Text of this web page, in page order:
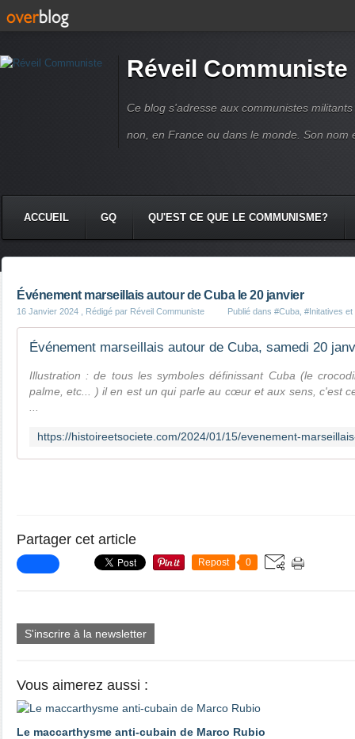
Réveil Communiste
Ce blog s'adresse aux communistes
non, en France ou dans le monde. Son nom
ACCUEIL GQ QU'EST CE QUE LE COMMUNISME?
Événement marseillais autour de Cuba le 20 janvier
16 Janvier 2024 , Rédigé par Réveil Communiste Publié dans #Cuba #Initatives
Événement marseillais autour de Cuba, samedi 20
Illustration : de tous les symboles définissant Cuba (le
palme, etc... ) il en est un qui parle au cœur et aux sens, c'est
Partager cet article
Repost 0
S'inscrire à la newsletter
Vous aimerez aussi :
Le maccarthysme anti-cubain de Marco Rubio